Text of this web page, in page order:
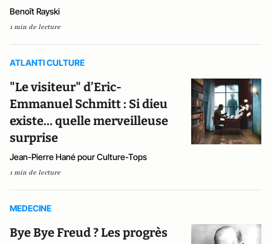
Benoît Rayski
1 min de lecture
ATLANTI CULTURE
"Le visiteur" d’Eric-
Emmanuel Schmitt : Si dieu
existe… quelle merveilleuse
surprise
Jean-Pierre Hané pour Culture-Tops
1 min de lecture
MEDECINE
Bye Bye Freud ? Les progrès